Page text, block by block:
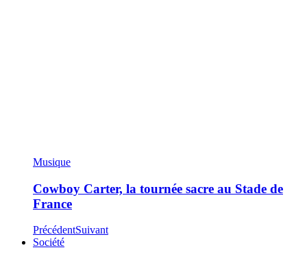
Musique
Cowboy Carter, la tournée sacre au Stade de
France
PrécédentSuivant
Société